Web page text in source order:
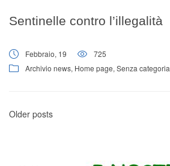
Sentinelle contro l’illegalità
Febbraio, 19
725
Archivio news, Home page, Senza categoria
Older posts